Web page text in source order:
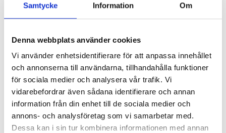
Samtycke Information Om
Denna webbplats använder cookies
Vi använder enhetsidentifierare för att anpassa innehållet
och annonserna till användarna, tillhandahålla funktioner
för sociala medier och analysera vår trafik. Vi
vidarebefordrar även sådana identifierare och annan
information från din enhet till de sociala medier och
annons- och analysföretag som vi samarbetar med.
Dessa kan i sin tur kombinera informationen med annan
Stevenson TempPaket "The
Paketet innehåller allt för att
kunna göra provisorier
2 585kr 2 980 kr
TempCem 2x5ml
snabbstelnande cement för
provisorier
395kr